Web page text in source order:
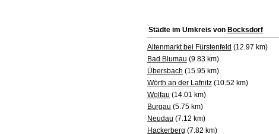
Städte im Umkreis von Bocksdorf
Altenmarkt bei Fürstenfeld (12.97 km)
Bad Blumau (9.83 km)
Übersbach (15.95 km)
Wörth an der Lafnitz (10.52 km)
Wolfau (14.01 km)
Burgau (5.75 km)
Neudau (7.12 km)
Hackerberg (7.82 km)